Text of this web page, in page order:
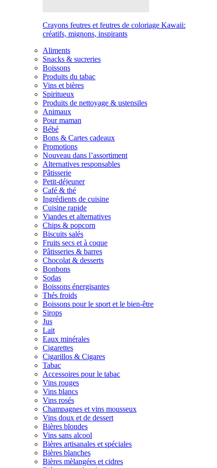
Crayons feutres et feutres de coloriage Kawaii:
créatifs, mignons, inspirants
Aliments
Snacks & sucreries
Boissons
Produits du tabac
Vins et bières
Spiritueux
Produits de nettoyage & ustensiles
Animaux
Pour maman
Bébé
Bons & Cartes cadeaux
Promotions
Nouveau dans l’assortiment
Alternatives responsables
Pâtisserie
Petit-déjeuner
Café & thé
Ingrédients de cuisine
Cuisine rapide
Viandes et alternatives
Chips & popcorn
Biscuits salés
Fruits secs et à coque
Pâtisseries & barres
Chocolat & desserts
Bonbons
Sodas
Boissons énergisantes
Thés froids
Boissons pour le sport et le bien-être
Sirops
Jus
Lait
Eaux minérales
Cigarettes
Cigarillos & Cigares
Tabac
Accessoires pour le tabac
Vins rouges
Vins blancs
Vins rosés
Champagnes et vins mousseux
Vins doux et de dessert
Bières blondes
Vins sans alcool
Bières artisanales et spéciales
Bières blanches
Bières mèlangées et cidres